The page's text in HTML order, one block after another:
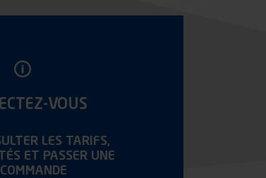
VOUS
LES TARIFS,
ET PASSER UNE